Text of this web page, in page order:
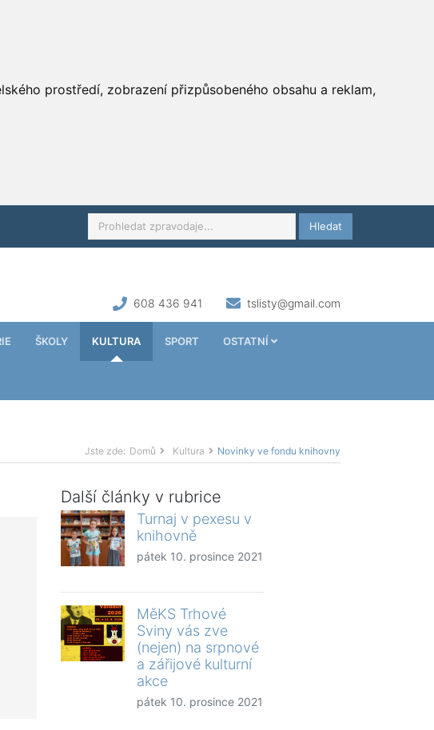
prostředí, zobrazení přizpůsobeného obsahu a reklam,
Hledat
608 436 941 tslisty@gmail.com
ŠKOLY KULTURA SPORT OSTATNÍ
Jste zde: Domů Kultura Novinky ve fondu knihovny
Další články v rubrice
Turnaj v pexesu v
knihovně
pátek 10. prosince 2021
MěKS Trhové
Sviny vás zve
(nejen) na srpnové
a zářijové kulturní
akce
pátek 10. prosince 2021